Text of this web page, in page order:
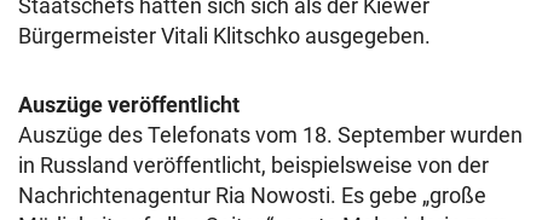
Staatschefs hatten sich sich als der Kiewer
Bürgermeister Vitali Klitschko ausgegeben.
Auszüge veröffentlicht
Auszüge des Telefonats vom 18. September wurden
in Russland veröffentlicht, beispielsweise von der
Nachrichtenagentur Ria Nowosti. Es gebe „große